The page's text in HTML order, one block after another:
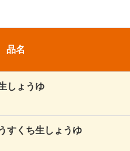
品名
しょうゆ
くち生しょうゆ